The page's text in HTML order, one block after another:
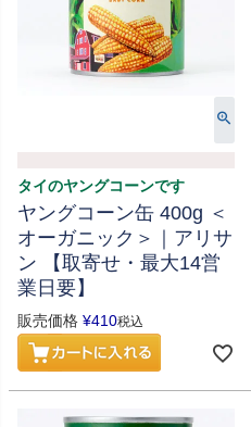
タイのヤングコーンです
ヤングコーン缶 400g ＜
オーガニック＞｜アリサ
ン 【取寄せ・最大14営
業日要】
販売価格 ¥410税込